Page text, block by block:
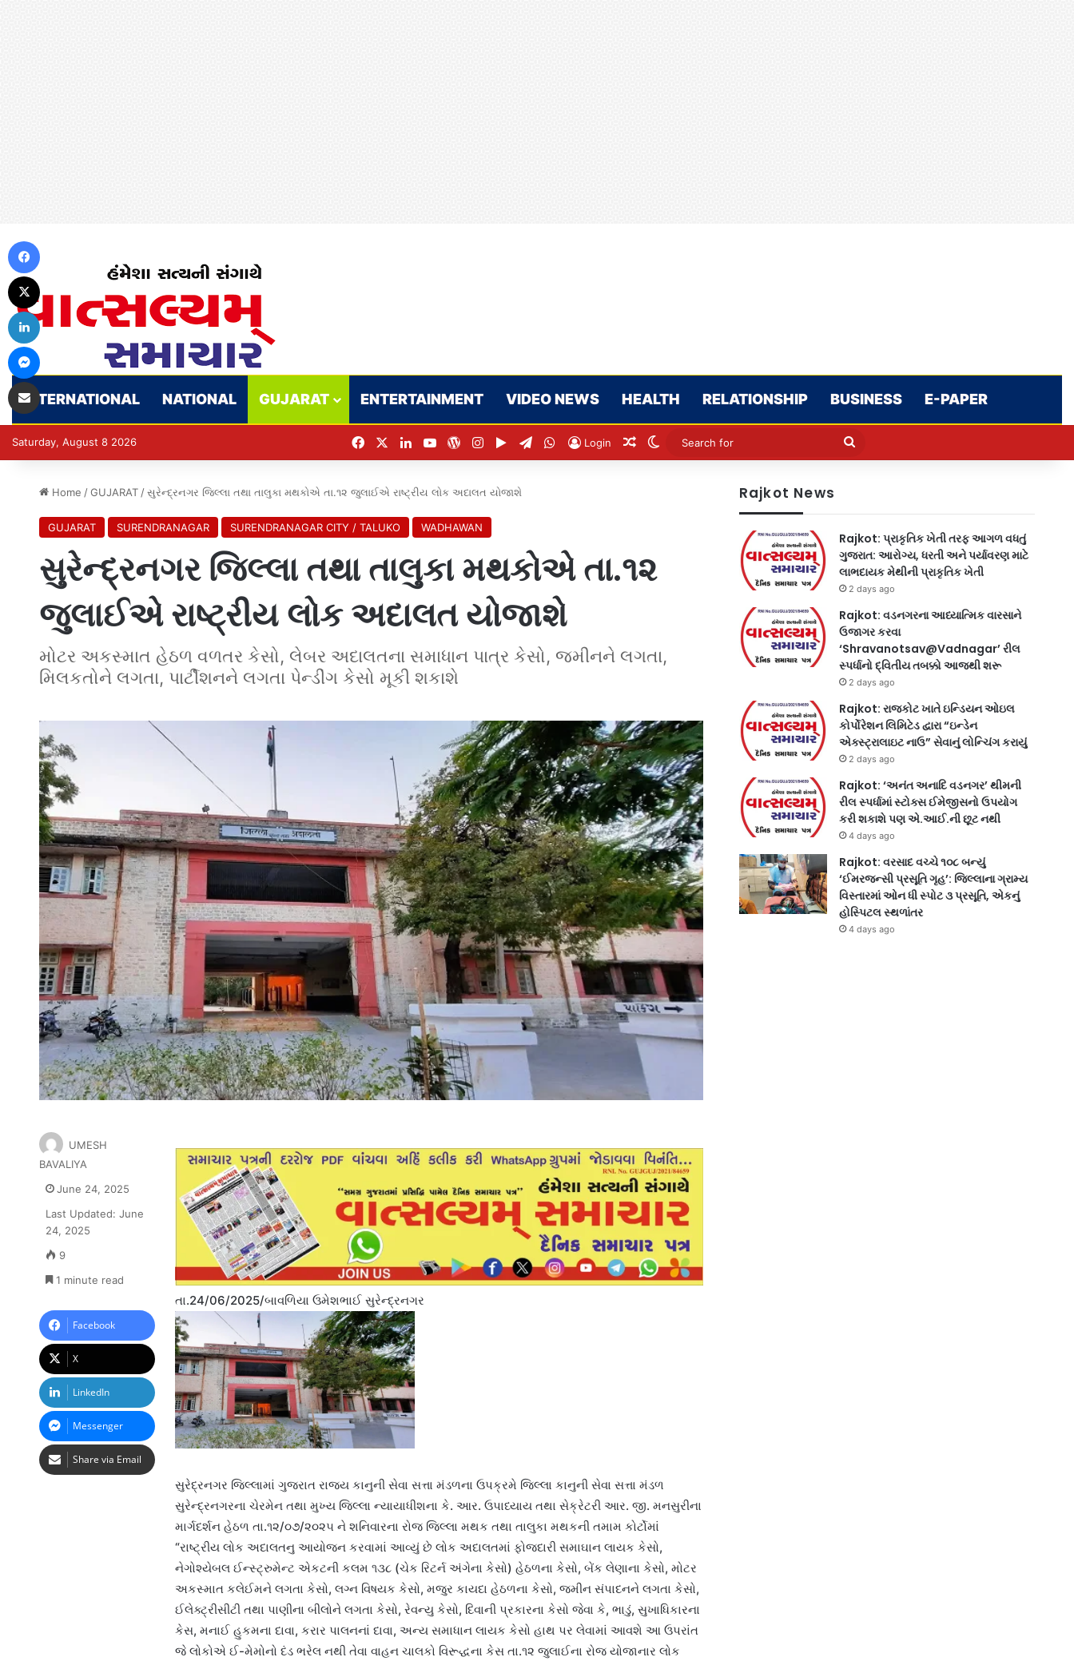
INTERNATIONAL NATIONAL GUJARAT ENTERTAINMENT VIDEO NEWS HEALTH RELATIONSHIP BUSINESS E-PAPER
Saturday, August 8 2026 FacebookLinkedInYouTubeWordPress
Instagram
Google Play
Telegram
WhatsApp
Login Random Article
Switch skin
Search
Home / GUJARAT / સુરેન્દ્રનગર જિલ્લા તથા તાલુકા મથકોએ તા.૧૨ જુલાઈએ રાષ્ટ્રીય લોક અદાલત યોજાશે
GUJARAT SURENDRANAGAR SURENDRANAGAR CITY / TALUKO WADHAWAN
સુરેન્દ્રનગર જિલ્લા તથા તાલુકા મથકોએ તા.૧૨
જુલાઈએ રાષ્ટ્રીય લોક અદાલત યોજાશે
મોટર અકસ્માત હેઠળ વળતર કેસો, લેબર અદાલતના સમાધાન પાત્ર કેસો, જમીનને લગતા,
મિલકતોને લગતા, પાર્ટીશનને લગતા પેન્ડીંગ કેસો મૂકી શકાશે
તા.24/06/2025/બાવળિયા ઉમેશભાઈ સુરેન્દ્રનગર
સુરેદ્રનગર જિલ્લામાં ગુજરાત રાજય કાનુની સેવા સત્તા મંડળના ઉપક્રમે જિલ્લા કાનુની સેવા સત્તા મંડળ
સુરેન્દ્રનગરના ચેરમેન તથા મુખ્ય જિલ્લા ન્યાયાધીશના કે. આર. ઉપાધ્યાય તથા સેક્રેટરી આર. જી. મનસુરીના
માર્ગદર્શન હેઠળ તા.૧૨/૦૭/૨૦૨૫ ને શનિવારના રોજ જિલ્લા મથક તથા તાલુકા મથકની તમામ કોર્ટોમાં
“રાષ્ટ્રીય લોક અદાલતનુ આયોજન કરવામાં આવ્યું છે લોક અદાલતમાં ફોજદારી સમાઘાન લાયક કેસો,
નેગોશ્યેબલ ઈન્સ્ટ્રુમેન્ટ એકટની કલમ ૧૩૮ (ચેક રિટર્ન અંગેના કેસો) હેઠળના કેસો, બેંક લેણાના કેસો, મોટર
અકસ્માત કલેઈમને લગતા કેસો, લગ્ન વિષયક કેસો, મજુર કાયદા હેઠળના કેસો, જમીન સંપાદનને લગતા કેસો,
ઈલેક્ટ્રીસીટી તથા પાણીના બીલોને લગતા કેસો, રેવન્યુ કેસો, દિવાની પ્રકારના કેસો જેવા કે, ભાડું, સુખાધિકારના
કેસ, મનાઈ હુકમના દાવા, કરાર પાલનનાં દાવા, અન્ય સમાધાન લાયક કેસો હાથ પર લેવામાં આવશે આ ઉપરાંત
જે લોકોએ ઈ-મેમોનો દંડ ભરેલ નથી તેવા વાહન ચાલકો વિરૂદ્ધના કેસ તા.૧૨ જુલાઈના રોજ યોજાનાર લોક
UMESH
BAVALIYA
June 24, 2025
Last Updated: June
24, 2025
9
1 minute read
Facebook
X
LinkedIn
Messenger
Share via Email
Rajkot News
Rajkot: પ્રાકૃતિક ખેતી તરફ આગળ વધતું
ગુજરાત: આરોગ્ય, ધરતી અને પર્યાવરણ માટે
લાભદાયક મેથીની પ્રાકૃતિક ખેતી
2 days ago
Rajkot: વડનગરના આધ્યાત્મિક વારસાને
ઉજાગર કરવા
‘Shravanotsav@Vadnagar’ રીલ
સ્પર્ધાનો દ્વિતીય તબક્કો આજથી શરૂ
2 days ago
Rajkot: રાજકોટ ખાતે ઇન્ડિયન ઓઇલ
કોર્પોરેશન લિમિટેડ દ્વારા “ઇન્ડેન
એક્સ્ટ્રાલાઇટ નાઉ” સેવાનું લોન્ચિંગ કરાયું
2 days ago
Rajkot: ‘અનંત અનાદિ વડનગર’ થીમની
રીલ સ્પર્ધામાં સ્ટોક્સ ઈમેજીસનો ઉપયોગ
કરી શકાશે પણ એ.આઈ.ની છૂટ નથી
4 days ago
Rajkot: વરસાદ વચ્ચે ૧૦૮ બન્યું
‘ઈમરજન્સી પ્રસૂતિ ગૃહ’: જિલ્લાના ગ્રામ્ય
વિસ્તારમાં ઓન ધી સ્પોટ ૩ પ્રસૂતિ, એકનું
હોસ્પિટલ સ્થળાંતર
4 days ago
LinkedIn